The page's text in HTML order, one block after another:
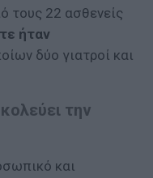
τους 22 ασθενείς
ήταν
δύο γιατροί και
την
και